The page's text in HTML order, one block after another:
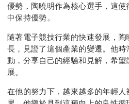
優勢，陶曉明作為核心選手，這
中保持優勢。
隨著電子競技行業的快速發展，
長，見證了這個產業的變遷。他
動，分享自己的經驗和見解，希
展。
在他的努力下，越來越多的年輕